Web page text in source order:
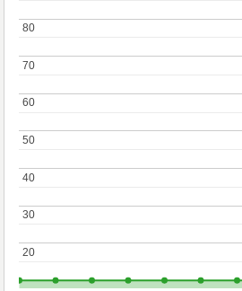
20
20
30
30
40
40
50
50
60
60
70
70
80
80